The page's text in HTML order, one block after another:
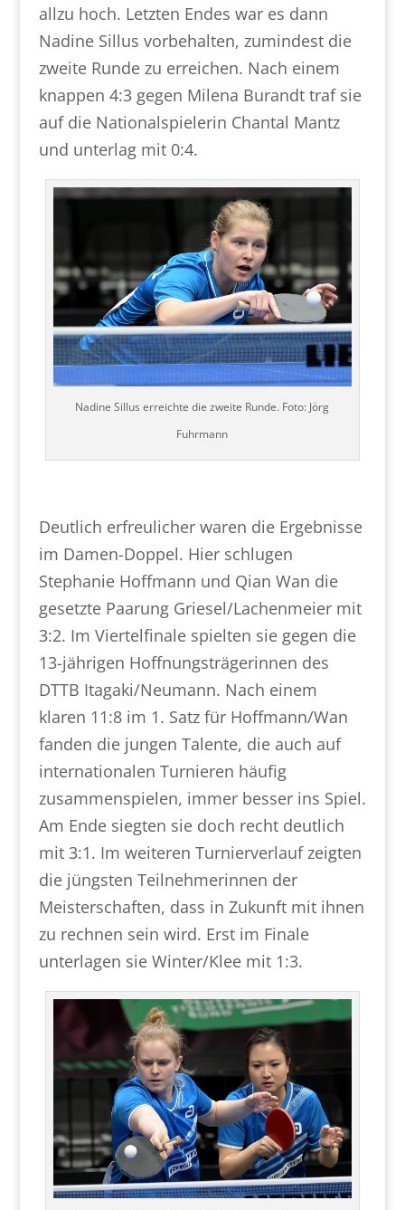
allzu hoch. Letzten Endes war es dann
Nadine Sillus vorbehalten, zumindest die
zweite Runde zu erreichen. Nach einem
knappen 4:3 gegen Milena Burandt traf sie
auf die Nationalspielerin Chantal Mantz
und unterlag mit 0:4.
Nadine Sillus erreichte die zweite Runde. Foto: Jörg
Fuhrmann
Deutlich erfreulicher waren die Ergebnisse
im Damen-Doppel. Hier schlugen
Stephanie Hoffmann und Qian Wan die
gesetzte Paarung Griesel/Lachenmeier mit
3:2. Im Viertelfinale spielten sie gegen die
13-jährigen Hoffnungsträgerinnen des
DTTB Itagaki/Neumann. Nach einem
klaren 11:8 im 1. Satz für Hoffmann/Wan
fanden die jungen Talente, die auch auf
internationalen Turnieren häufig
zusammenspielen, immer besser ins Spiel.
Am Ende siegten sie doch recht deutlich
mit 3:1. Im weiteren Turnierverlauf zeigten
die jüngsten Teilnehmerinnen der
Meisterschaften, dass in Zukunft mit ihnen
zu rechnen sein wird. Erst im Finale
unterlagen sie Winter/Klee mit 1:3.